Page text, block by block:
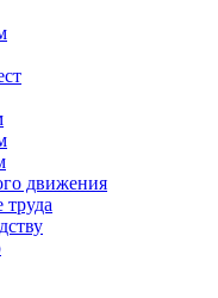
движения
труда